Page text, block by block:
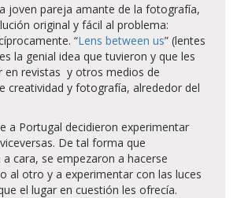
joven pareja amante de la fotografía,
original y fácil al problema:
“Lens between us” (lentes
la genial idea que tuvieron y que les
en revistas y otros medios de
creatividad y fotografía, alrededor del
a Portugal decidieron experimentar
De tal forma que
cara, se empezaron a hacerse
al otro y a experimentar con las luces
el lugar en cuestión les ofrecía.